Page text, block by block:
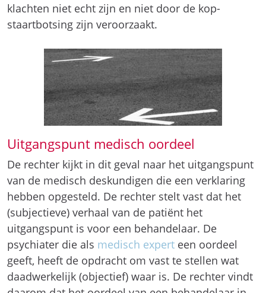
klachten niet echt zijn en niet door de kop-
staartbotsing zijn veroorzaakt.
Uitgangspunt medisch oordeel
De rechter kijkt in dit geval naar het uitgangspunt
van de medisch deskundigen die een verklaring
hebben opgesteld. De rechter stelt vast dat het
(subjectieve) verhaal van de patiënt het
uitgangspunt is voor een behandelaar. De
psychiater die als medisch expert een oordeel
geeft, heeft de opdracht om vast te stellen wat
daadwerkelijk (objectief) waar is. De rechter vindt